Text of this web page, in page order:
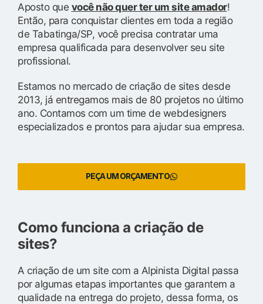
Aposto que você não quer ter um site amador!
Então, para conquistar clientes em toda a região
de Tabatinga/SP, você precisa contratar uma
empresa qualificada para desenvolver seu site
profissional.
Estamos no mercado de criação de sites desde
2013, já entregamos mais de 80 projetos no último
ano. Contamos com um time de webdesigners
especializados e prontos para ajudar sua empresa.
PEÇA UM ORÇAMENTO
Como funciona a criação de
sites?
A criação de um site com a Alpinista Digital passa
por algumas etapas importantes que garantem a
qualidade na entrega do projeto, dessa forma, os